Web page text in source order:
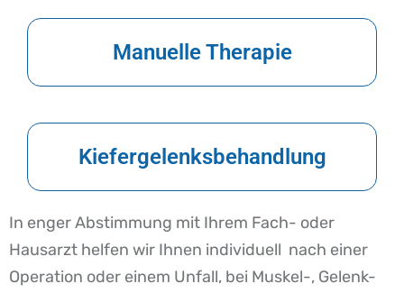
Manuelle Therapie
Kiefergelenksbehandlung
In enger Abstimmung mit Ihrem Fach- oder
Hausarzt helfen wir Ihnen individuell nach einer
Operation oder einem Unfall, bei Muskel-, Gelenk-